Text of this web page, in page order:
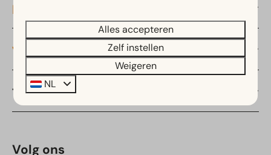
Navigatie
Verblijven
Thema's
Volg ons
Alles accepteren
Zelf instellen
Weigeren
NL